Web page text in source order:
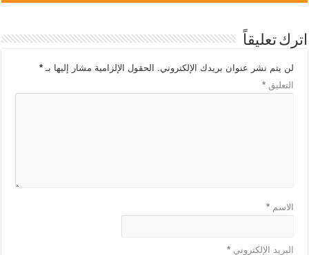
اترك تعليقاً
لن يتم نشر عنوان بريدك الإلكتروني. الحقول الإلزامية مشار إليها بـ*
التعليق*
الاسم*
البريد الإلكتروني*